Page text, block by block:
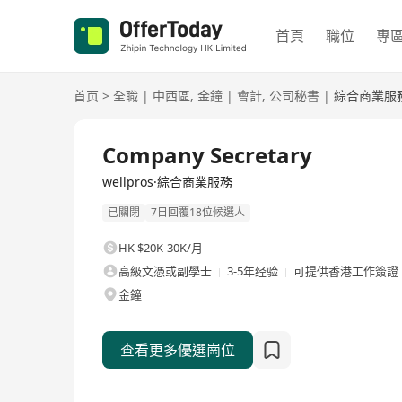
首頁 職位 專
首页 > 全職 | 中西區, 金鐘 | 會計, 公司秘書 | 綜合商業服
Company Secretary
wellpros·綜合商業服務
已關閉 7日回覆18位候選人
HK $20K-30K/月
高級文憑或副學士
3-5年经验
可提供香港工作簽證
金鐘
查看更多優選崗位